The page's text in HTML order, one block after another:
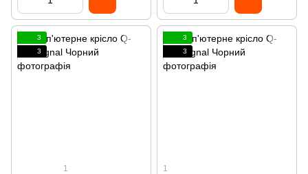
3
3
1
3
3
1